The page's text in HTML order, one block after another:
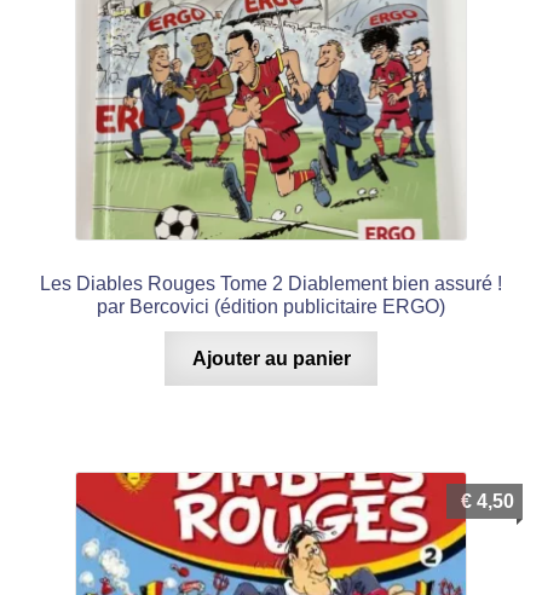
Les Diables Rouges Tome 2 Diablement bien assuré !
par Bercovici (édition publicitaire ERGO)
Ajouter au panier
€ 4,50